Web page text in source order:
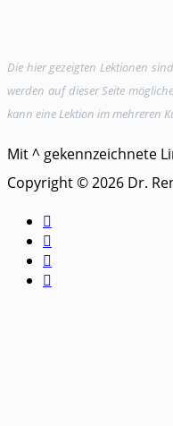
Die hier gezeigten Lektionen
werden auf dieser Seite
kann eine Lektion im mehreren
Mit ^ gekennzeichnete
Copyright © 2026 Dr.



